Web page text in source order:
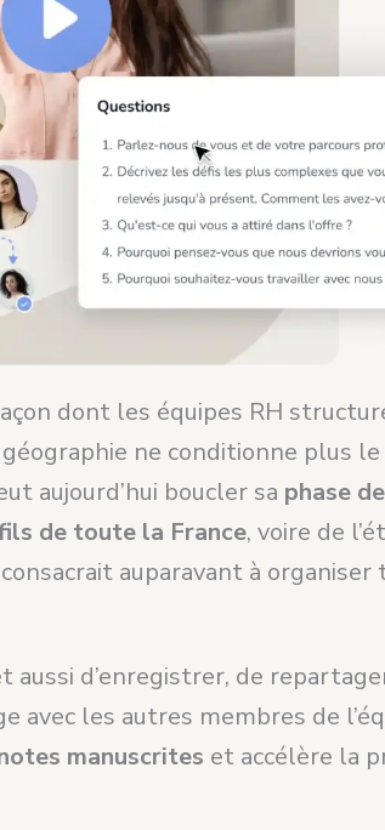
dont les équipes RH
ne conditionne plus
aujourd’hui boucler sa phase de
de toute la France, voire de
auparavant à organiser
aussi d’enregistrer, de
avec les autres membres de
manuscrites et accélère la